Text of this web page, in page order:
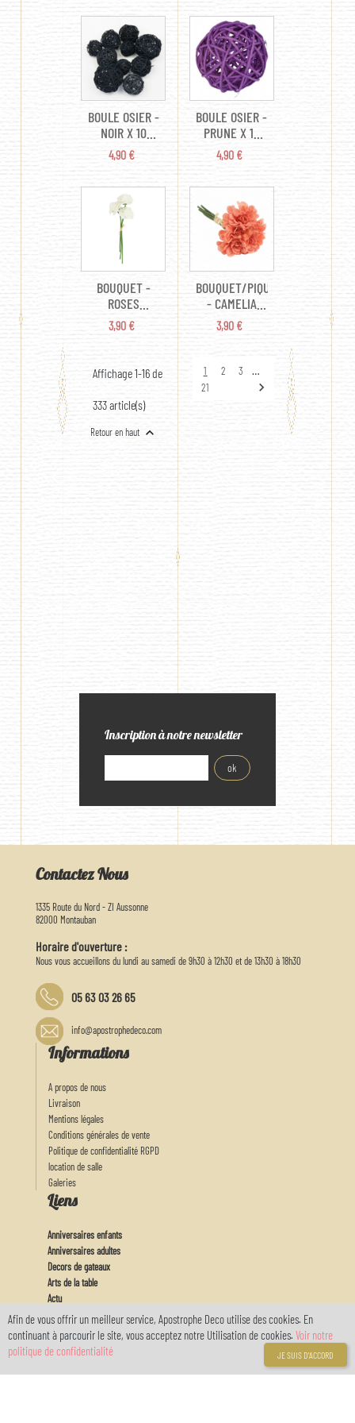
BOULE OSIER -
NOIR X 10
(ASSORTIMENT)
PRIX
4,90 €
BOULE OSIER -
PRUNE X 10
(ASSORTIMENT)
PRIX
4,90 €
BOUQUET -
ROSES
BLANCHE X 3
(EN MOUSSE
PRIX
3,90 €
BOUQUET/PIQUET
- CAMELIA
CORAIL DIA X
6 (23CM)
PRIX
3,90 €
Affichage 1-16 de
333 article(s)
1 2 3
21 
Retour en haut 
Inscription à notre newsletter
Contactez Nous
1335 Route du Nord - ZI Aussonne
82000 Montauban
Horaire d'ouverture :
Nous vous accueillons du lundi au samedi de 9h30 à 12h30 et de 13h30 à 18h30
05 63 03 26 65
info@apostrophedeco.com
Informations
A propos de nous
Livraison
Mentions légales
Conditions générales de vente
Politique de confidentialité RGPD
location de salle
Galeries
Liens
Anniversaires enfants
Anniversaires adultes
Decors de gateaux
Arts de la table
Actu
Feux d'artifices
Baby
Mon Compte
Afin de vous offrir un meilleur service, Apostrophe Deco utilise des cookies. En
continuant à parcourir le site, vous acceptez notre Utilisation de cookies. Voir notre
politique de confidentialité
JE SUIS D'ACCORD